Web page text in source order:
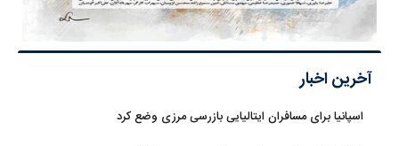
آخرین اخبار
اسپانیا برای مسافران ایتالیایی بازرسی مرزی وضع کرد